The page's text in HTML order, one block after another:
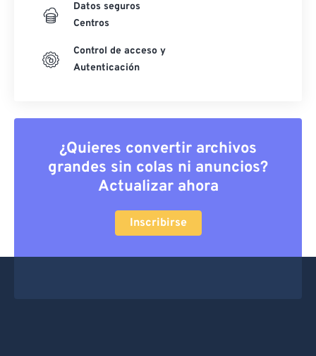
Datos seguros
Centros
Control de acceso y
Autenticación
¿Quieres convertir archivos
grandes sin colas ni anuncios?
Actualizar ahora
Inscribirse